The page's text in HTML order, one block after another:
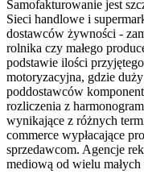
Samofakturowanie jest
Sieci handlowe i
dostawców żywności -
rolnika czy małego
podstawie ilości
motoryzacyjna, gdzie
poddostawców
rozliczenia z
wynikające z różnych
commerce wypłacające
sprzedawcom. Agencje
mediową od wielu